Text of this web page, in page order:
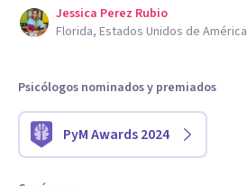
Jessica Perez Rubio
Florida, Estados Unidos de América
Psicólogos nominados y premiados
PyM Awards 2024